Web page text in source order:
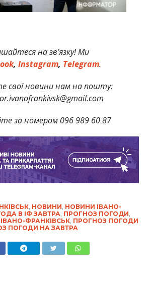
на зв’язку! Ми
, Instagram, Telegram.
свої новини нам на пошту:
за номером 096 989 60 87
, НОВИНИ, НОВИНИ ІВАНО-
В ІФ ЗАВТРА, ПРОГНОЗ ПОГОДИ,
ФРАНКІВСЬК, ПРОГНОЗ ПОГОДИ
ПОГОДИ НА ЗАВТРА